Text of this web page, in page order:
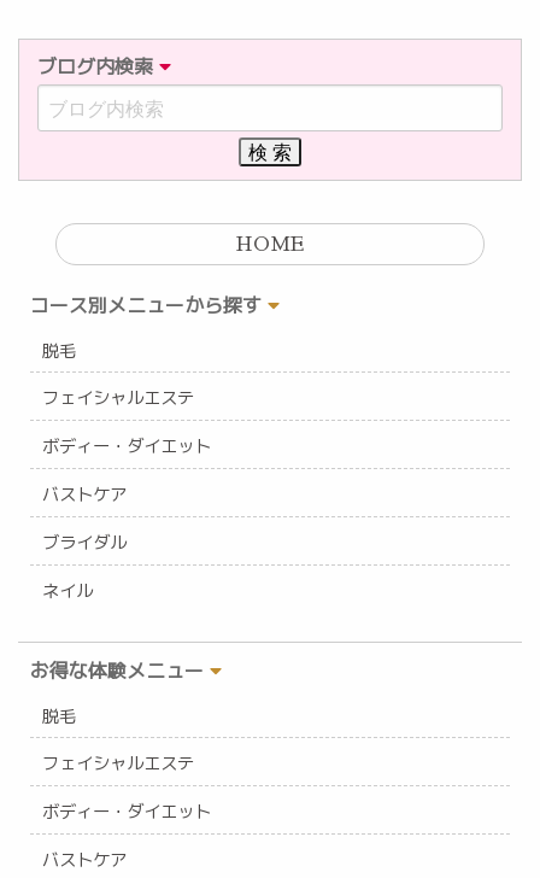
ブログ内検索
HOME
コース別メニューから探す
脱毛
フェイシャルエステ
ボディー・ダイエット
バストケア
ブライダル
ネイル
お得な体験メニュー
脱毛
フェイシャルエステ
ボディー・ダイエット
バストケア